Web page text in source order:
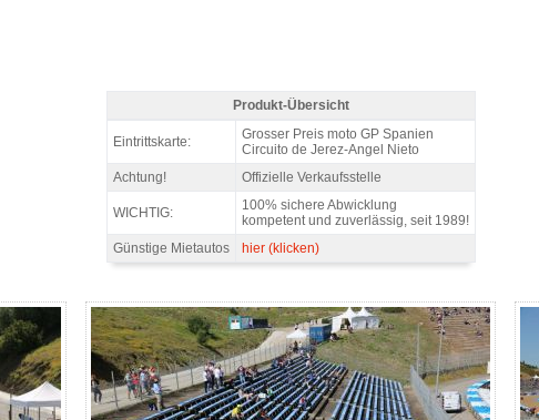
Tribüne Q5 Tickets MotoGP Jerez 2026 - Produkt-Übersicht
Produkt-Übersicht
Eintrittskarte:
Grosser Preis moto GP Spanien
Circuito de Jerez-Angel Nieto
Achtung!
Offizielle Verkaufsstelle
WICHTIG:
100% sichere Abwicklung
kompetent und zuverlässig, seit 1989!
Günstige Mietautos
hier (klicken)